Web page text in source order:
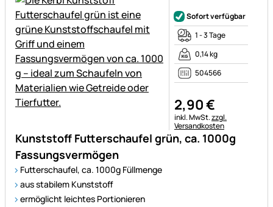
Kunststoff Futterschaufel grün, ca. 1000g
Fassungsvermögen
Futterschaufel, ca. 1000g Füllmenge
aus stabilem Kunststoff
ermöglicht leichtes Portionieren
Sofort verfügbar
1 - 3 Tage
0,14 kg
504566
2,90€
Steuerhinweis:
inkl. MwSt.zzgl.
Versandkosten